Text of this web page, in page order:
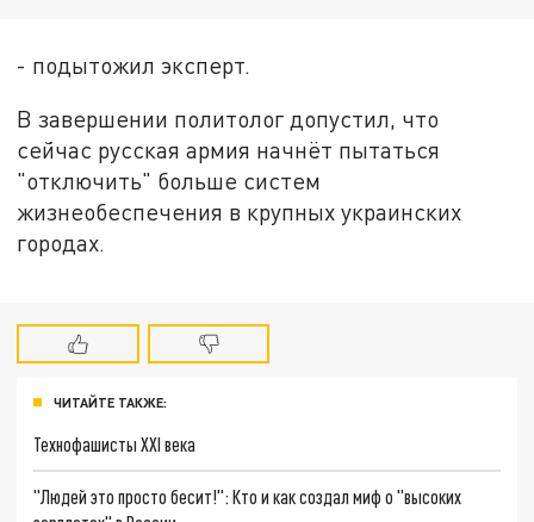
- подытожил эксперт.
В завершении политолог допустил, что
сейчас русская армия начнёт пытаться
"отключить" больше систем
жизнеобеспечения в крупных украинских
городах.
ЧИТАЙТЕ ТАКЖЕ:
Технофашисты XXI века
"Людей это просто бесит!": Кто и как создал миф о "высоких